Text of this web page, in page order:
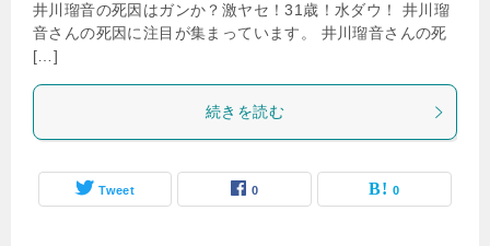
井川瑠音の死因はガンか？激ヤセ！31歳！水ダウ！ 井川瑠
音さんの死因に注目が集まっています。 井川瑠音さんの死
[…]
続きを読む
Tweet 0 0